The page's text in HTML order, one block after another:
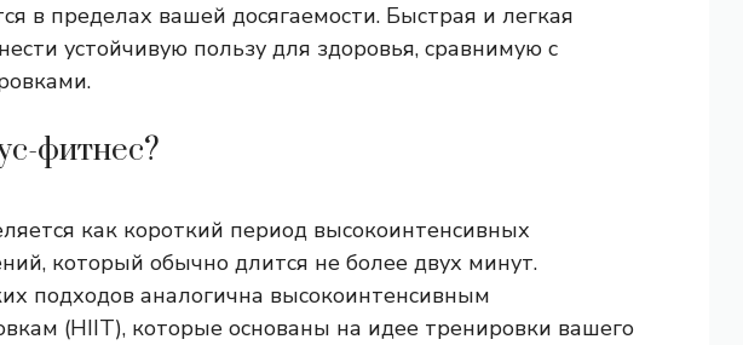
в пределах вашей досягаемости. Быстрая и легкая
устойчивую пользу для здоровья, сравнимую с
фитнес?
как короткий период высокоинтенсивных
который обычно длится не более двух минут.
подходов аналогична высокоинтенсивным
(HIIT), которые основаны на идее тренировки вашего